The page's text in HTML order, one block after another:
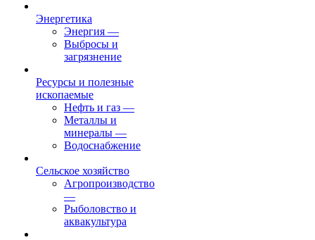
Энергетика
Энергия —
Выбросы и
загрязнение
Ресурсы и полезные
ископаемые
Нефть и газ —
Металлы и
минералы —
Водоснабжение
Сельское хозяйство
Агропроизводство
—
Рыболовство и
аквакультура